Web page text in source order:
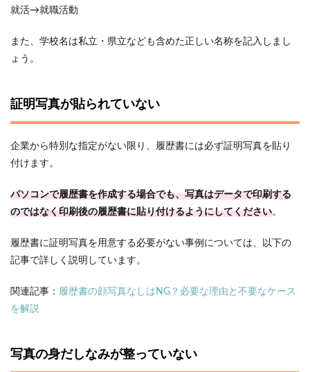
就活→就職活動
また、学校名は私立・県立なども含めた正しい名称を記入しまし
ょう。
証明写真が貼られていない
企業から特別な指定がない限り、履歴書には必ず証明写真を貼り
付けます。
パソコンで履歴書を作成する場合でも、写真はデータで印刷する
のではなく印刷後の履歴書に貼り付けるようにしてください。
履歴書に証明写真を用意する必要がない事例については、以下の
記事で詳しく説明しています。
関連記事： 履歴書の顔写真なしはNG？必要な理由と不要なケース
を解説
写真の身だしなみが整っていない